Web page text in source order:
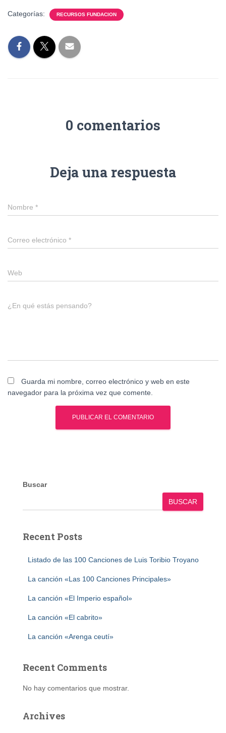
Categorías: RECURSOS FUNDACION
0 comentarios
Deja una respuesta
Nombre *
Correo electrónico *
Web
¿En qué estás pensando?
Guarda mi nombre, correo electrónico y web en este
navegador para la próxima vez que comente.
Buscar
BUSCAR
Recent Posts
Listado de las 100 Canciones de Luis Toribio Troyano
La canción «Las 100 Canciones Principales»
La canción «El Imperio español»
La canción «El cabrito»
La canción «Arenga ceutí»
Recent Comments
No hay comentarios que mostrar.
Archives